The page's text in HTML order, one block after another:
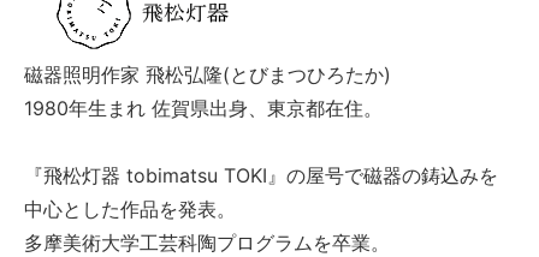
磁器照明作家 飛松弘隆(とびまつひろたか)
1980年生まれ 佐賀県出身、東京都在住。
『飛松灯器 tobimatsu TOKI』の屋号で磁器の鋳込みを
中心とした作品を発表。
多摩美術大学工芸科陶プログラムを卒業。